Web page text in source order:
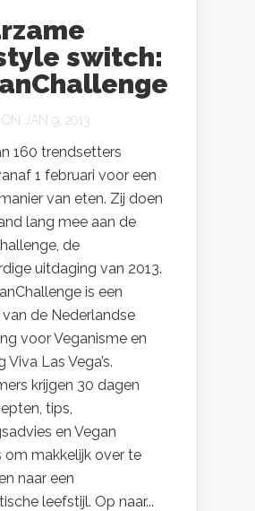
switch:
JAN 9, 2013
160 trendsetters
1 februari voor een
van eten. Zij doen
lang mee aan de
de
uitdaging van 2013.
is een
de Nederlandse
voor Veganisme en
Viva Las Vega’s.
krijgen 30 dagen
tips,
en Vegan
om makkelijk over te
naar een
leefstijl. Op naar...